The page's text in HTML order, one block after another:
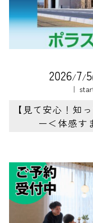
2026/7/5
｜
【見て安心！知
ー＜体感す